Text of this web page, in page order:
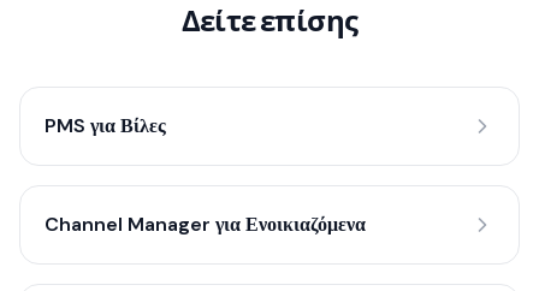
Δείτε επίσης
PMS για Βίλες
Channel Manager για Ενοικιαζόμενα